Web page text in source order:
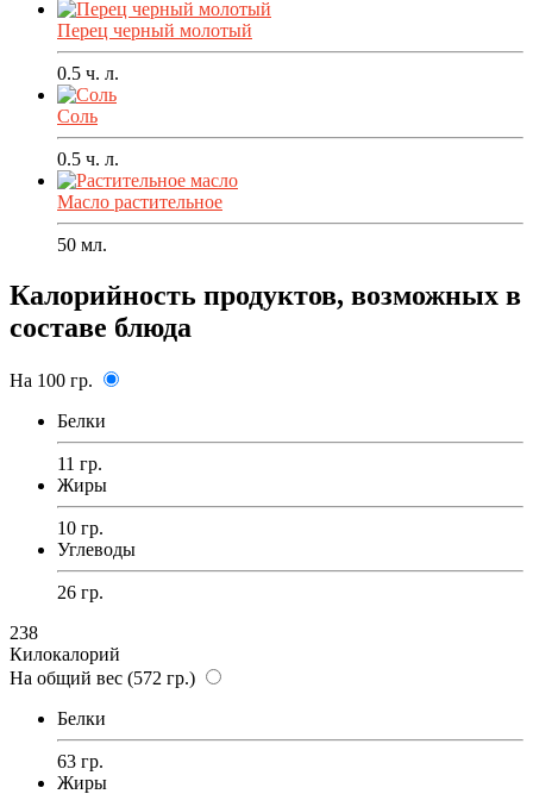
Перец черный молотый
0.5 ч. л.
Соль
0.5 ч. л.
Масло растительное
50 мл.
Калорийность продуктов, возможных в
составе блюда
На 100 гр.
Белки
11 гр.
Жиры
10 гр.
Углеводы
26 гр.
238
Килокалорий
На общий вес (572 гр.)
Белки
63 гр.
Жиры